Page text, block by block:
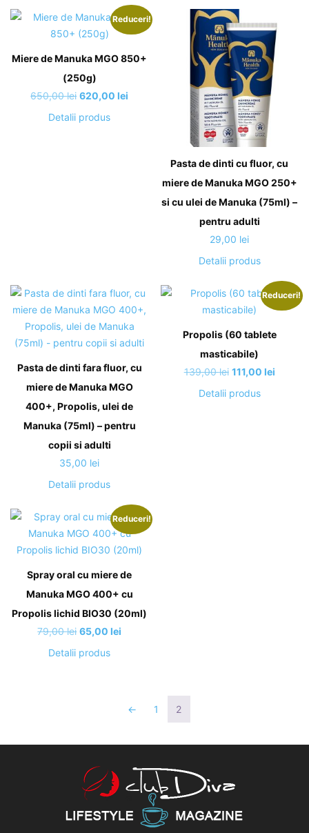
fost:
312,00 lei.
265,00 lei.
Reduceri!
Miere de Manuka MGO 850+
(250g)
650,00lei Prețul
inițial
620,00lei
Detalii produs
Pasta de dinti cu fluor, cu
miere de Manuka MGO 250+
si cu ulei de Manuka (75ml) –
pentru adulti
29,00 lei
Detalii produs
Pasta de dinti fara fluor, cu
miere de Manuka MGO
400+, Propolis, ulei de
Manuka (75ml) – pentru
copii si adulti
35,00 lei
Detalii produs
Reduceri!
Propolis (60 tablete
masticabile)
139,00lei Prețul
inițial
111,00 leiPrețul
Detalii produs
Reduceri!
Spray oral cu miere de
Manuka MGO 400+ cu
Propolis lichid BIO30 (20ml)
79,00lei Prețul
inițial
65,00lei
Detalii produs
← 1 2